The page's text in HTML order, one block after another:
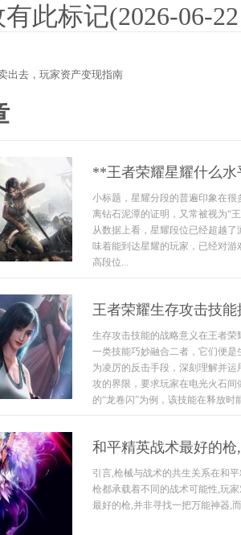
此标记(2026-06-
出去，玩家资产变现指南
**王者荣耀星耀什么
小标题，星耀分段的普遍印象在
离钻石泥潭的证明，又常被视为“
从数据上看，星耀段位已经超越
味着能到达星耀的玩家，已经对
高段位...
王者荣耀生存攻击技
生存攻击技能的战略意义在王者
一类技能巧妙融合二者，它们便
为凌厉的反击手段，深刻理解并
攻的界限，要求玩家在电光火石
的“龙卷闪”为例，该技能在释放
和平精英战术最好的
引言,枪械与战术的共生关系在和
枪都承载着不同的战术可能性,玩
最好的枪,并非寻找一把万能神器,